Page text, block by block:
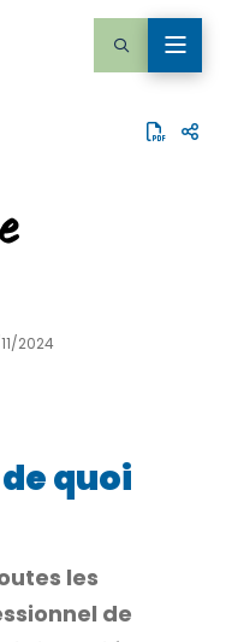
2024
quoi
les
de